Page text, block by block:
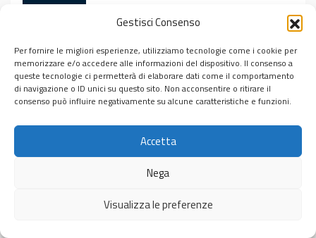
Gestisci Consenso
Per fornire le migliori esperienze, utilizziamo tecnologie come i cookie per
memorizzare e/o accedere alle informazioni del dispositivo. Il consenso a
queste tecnologie ci permetterà di elaborare dati come il comportamento
di navigazione o ID unici su questo sito. Non acconsentire o ritirare il
consenso può influire negativamente su alcune caratteristiche e funzioni.
Accetta
Nega
Visualizza le preferenze
Leggi tutto…
TagAIPH2018,mettilastoriaallavoro
© 2026Centro Interdipartimentale di Studi Ebraici “Michele